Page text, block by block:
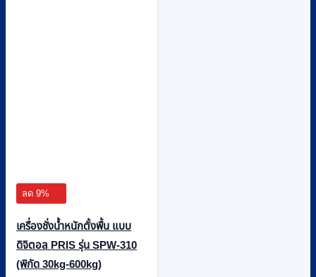
ลด 9%
เครื่องชั่งน้ำหนักตั้งพื้น แบบ
ดิจิตอล PRIS รุ่น SPW-310
(พิกัด 30kg-600kg)